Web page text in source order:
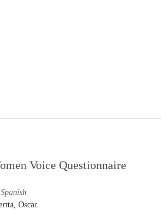
Voice Questionnaire
Oscar